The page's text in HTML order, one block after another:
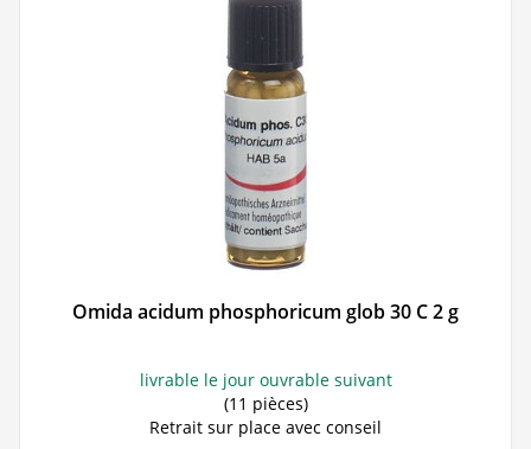
Omida acidum phosphoricum glob 30 C 2 g
livrable le jour ouvrable suivant
(11 pièces)
Retrait sur place avec conseil